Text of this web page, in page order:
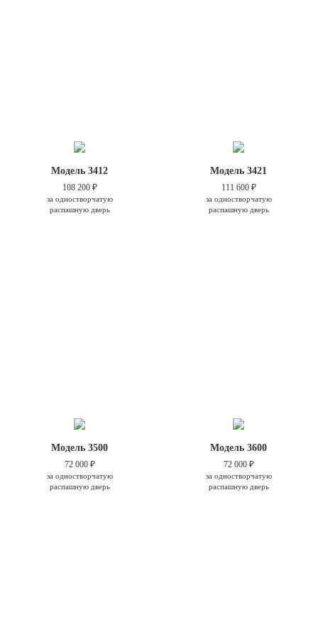
Модель 3412
108 200 ₽
за одностворчатую
распашную дверь
Модель 3421
111 600 ₽
за одностворчатую
распашную дверь
Модель 3500
72 000 ₽
за одностворчатую
распашную дверь
Модель 3600
72 000 ₽
за одностворчатую
распашную дверь